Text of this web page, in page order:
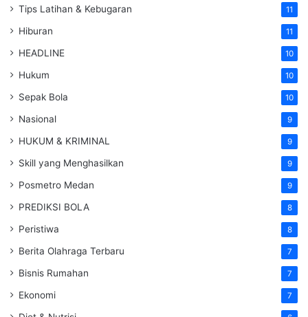
Tips Latihan & Kebugaran 11
Hiburan 11
HEADLINE 10
Hukum 10
Sepak Bola 10
Nasional 9
HUKUM & KRIMINAL 9
Skill yang Menghasilkan 9
Posmetro Medan 9
PREDIKSI BOLA 8
Peristiwa 8
Berita Olahraga Terbaru 7
Bisnis Rumahan 7
Ekonomi 7